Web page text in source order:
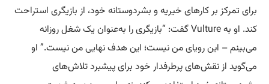
برای تمرکز بر کارهای خیریه و بشردوستانه خود، از بازیگری استراحت
کند. او به Vulture گفت: “بازیگری را به‌عنوان یک شغل روزانه
می‌بینم – این رویای من نیست؛ این هدف نهایی من نیست.” او
می‌گوید از نقش‌های پرطرفدار خود برای پیشبرد تلاش‌های